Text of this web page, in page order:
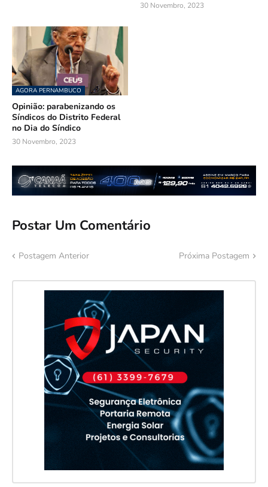
30 Novembro, 2023
AGORA PERNAMBUCO
Opinião: parabenizando os
Síndicos do Distrito Federal
no Dia do Síndico
30 Novembro, 2023
Postar Um Comentário
Postagem Anterior Próxima Postagem